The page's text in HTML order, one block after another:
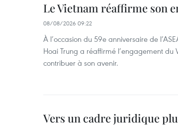
Le Vietnam réaffirme son
08/08/2026 09:22
À l’occasion du 59e anniversaire de
Hoai Trung a réaffirmé l’engagement du
contribuer à son avenir.
Vers un cadre juridique